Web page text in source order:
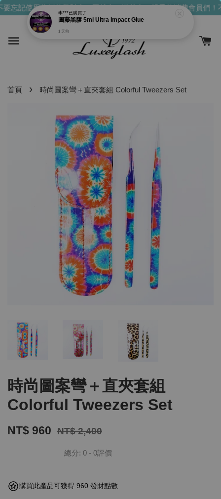
忘記使用你們的發財金！買越多，送越多！親愛的消費會員們！
首頁 › 時尚圖案彎＋直夾套組 Colorful Tweezers Set
時尚圖案彎＋直夾套組
Colorful Tweezers Set
NT$ 960 NT$ 2,400
總分: 0 - 0評價
購買此產品可獲得 960 發財點數
1 天前